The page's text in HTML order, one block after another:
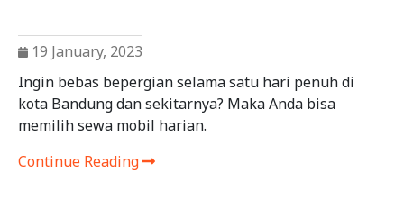
19 January, 2023
Ingin bebas bepergian selama satu hari penuh di
kota Bandung dan sekitarnya? Maka Anda bisa
memilih sewa mobil harian.
Continue Reading